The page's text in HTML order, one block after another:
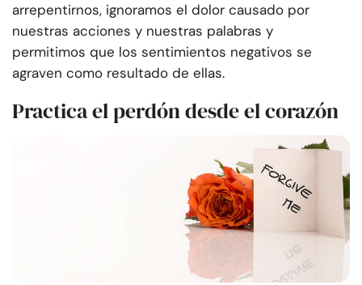
arrepentirnos, ignoramos el dolor causado por
nuestras acciones y nuestras palabras y
permitimos que los sentimientos negativos se
agraven como resultado de ellas.
Practica el perdón desde el corazón